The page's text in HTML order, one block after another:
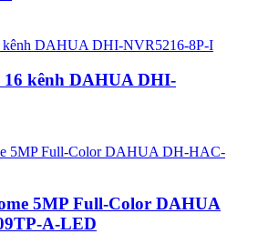
kênh DAHUA DHI-
5MP Full-Color DAHUA
A-LED